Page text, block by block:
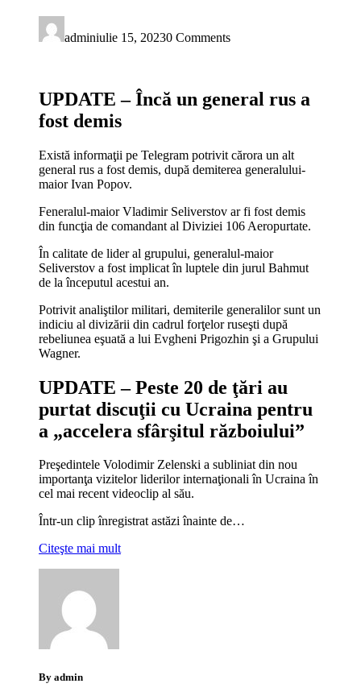
adminiulie 15, 20230 Comments
UPDATE – Încă un general rus a
fost demis
Există informaţii pe Telegram potrivit cărora un alt
general rus a fost demis, după demiterea generalului-
maior Ivan Popov.
Feneralul-maior Vladimir Seliverstov ar fi fost demis
din funcţia de comandant al Diviziei 106 Aeropurtate.
În calitate de lider al grupului, generalul-maior
Seliverstov a fost implicat în luptele din jurul Bahmut
de la începutul acestui an.
Potrivit analiştilor militari, demiterile generalilor sunt un
indiciu al divizării din cadrul forţelor ruseşti după
rebeliunea eşuată a lui Evgheni Prigozhin şi a Grupului
Wagner.
UPDATE – Peste 20 de ţări au
purtat discuţii cu Ucraina pentru
a „accelera sfârşitul războiului”
Preşedintele Volodimir Zelenski a subliniat din nou
importanţa vizitelor liderilor internaţionali în Ucraina în
cel mai recent videoclip al său.
Într-un clip înregistrat astăzi înainte de…
Citeşte mai mult
By admin